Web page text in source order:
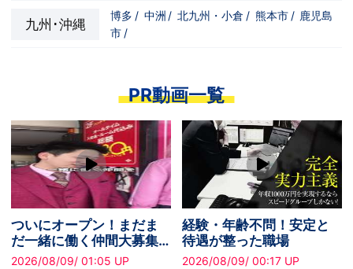
九州･沖縄
博多 / 中洲 / 北九州・小倉 / 熊本市 / 鹿児島
市 /
PR動画一覧
ついにオープン！まだま
だ一緒に働く仲間大募集
中です！
2026/08/09/ 01:05 UP
経験・年齢不問！安定と
待遇が整った職場
2026/08/09/ 00:17 UP